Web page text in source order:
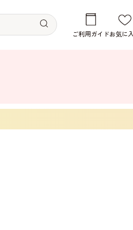
ご利用ガイドお気に